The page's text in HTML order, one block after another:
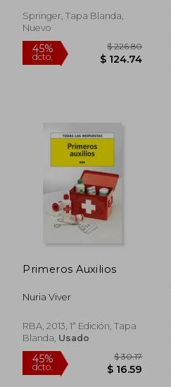
Inglés)
Springer, Tapa Blanda,
Nuevo
$ 124.74
Primeros Auxilios
Nuria Viver
RBA, 2013, 1ª Edición, Tapa
Blanda, Usado